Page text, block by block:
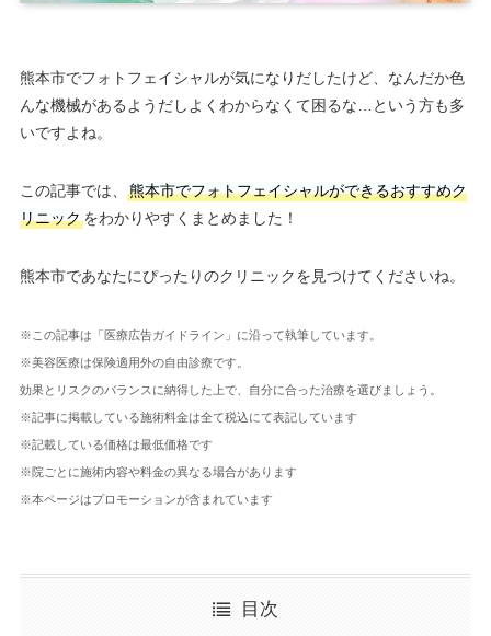
熊本市でフォトフェイシャルが気になりだしたけど、なんだか色
んな機械があるようだしよくわからなくて困るな…という方も多
いですよね。
この記事では、
熊本市でフォトフェイシャルができるおすすめク
リニックをわかりやすくまとめました！
熊本市であなたにぴったりのクリニックを見つけてくださいね。
※この記事は「医療広告ガイドライン」に沿って執筆しています。
※美容医療は保険適用外の自由診療です。
効果とリスクのバランスに納得した上で、自分に合った治療を選びましょう。
※記事に掲載している施術料金は全て税込にて表記しています
※記載している価格は最低価格です
※院ごとに施術内容や料金の異なる場合があります
※本ページはプロモーションが含まれています
目次